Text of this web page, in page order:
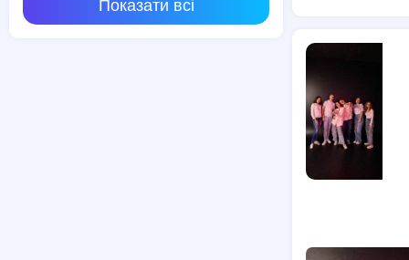
Показати всі
Курси масажу
Театральні
Курси
Курси HTML,